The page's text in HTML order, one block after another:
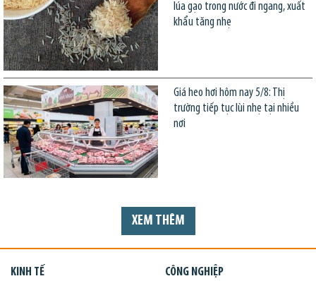
lúa gạo trong nước đi ngang, xuất
khẩu tăng nhẹ
Giá heo hơi hôm nay 5/8: Thị
trường tiếp tục lùi nhẹ tại nhiều
nơi
XEM THÊM
KINH TẾ CÔNG NGHIỆP